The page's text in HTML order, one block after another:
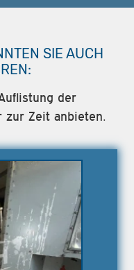
SIE AUCH
der
zur Zeit anbieten.